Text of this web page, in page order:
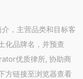
，主营品类和目标客
化品牌名，并预查
优质律所, 协助商
方链接至浏览器查看